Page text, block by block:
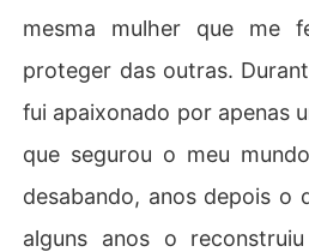
mesma mulher que me
proteger das outras.
fui apaixonado por apenas
que segurou o meu
desabando, anos depois o
alguns anos o